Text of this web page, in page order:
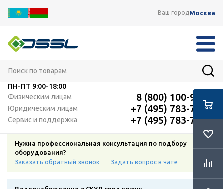
Ваш городМосква
ПН-ПТ 9:00-18:00
Физическим лицам
8 (800) 100-91-12
Юридическим лицам +7 (495) 783-72-87
Сервис и поддержка +7 (495) 783-72-87
Нужна профессиональная консультация по подбору
оборудования?
Заказать обратный звонок
Задать вопрос в чате